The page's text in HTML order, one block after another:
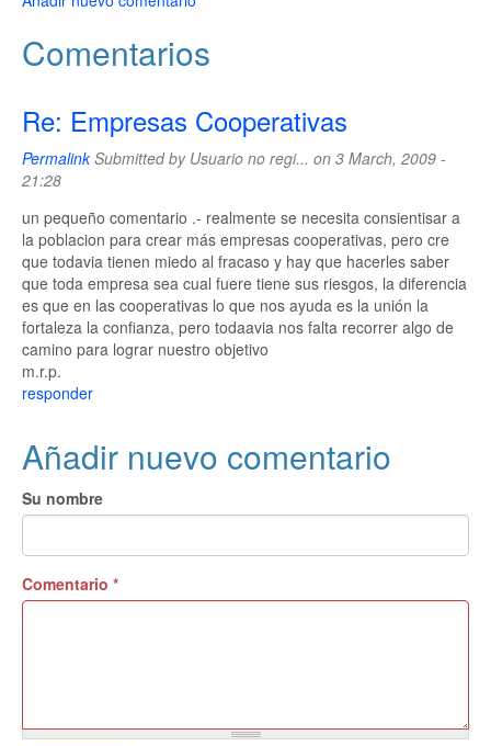
Comentarios
Re: Empresas Cooperativas
PermalinkSubmitted by Usuario no regi... on 3 March, 2009 -
21:28
un pequeño comentario .- realmente se necesita consientisar a
la poblacion para crear más empresas cooperativas, pero cre
que todavia tienen miedo al fracaso y hay que hacerles saber
que toda empresa sea cual fuere tiene sus riesgos, la diferencia
es que en las cooperativas lo que nos ayuda es la unión la
fortaleza la confianza, pero todaavia nos falta recorrer algo de
camino para lograr nuestro objetivo
m.r.p.
responder
Añadir nuevo comentario
Su nombre
Comentario *